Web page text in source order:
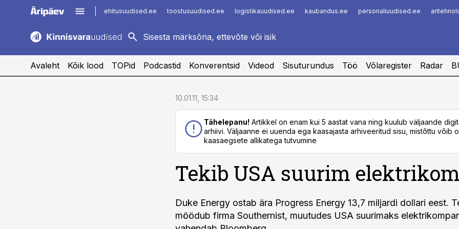
ehitusuudised.ee toostusuudised.ee logistikauudised.ee kaubandus.ee personaliuudised.ee
kaubandus.ee
logistikauudised.ee
imelineajalugu.ee
Infopank
Avaleht Kõik lood TOPid Podcastid Konverentsid Videod Sisuturundus Töö Võlaregister Radar
10.01.11, 15:34
Tähelepanu! Artikkel on enam kui 5 aastat vana ning kuulub väljaande
arhiivi. Väljaanne ei uuenda ega kaasajasta arhiveeritud sisu, mistõttu võib
kaasaegsete allikatega tutvumine
Tekib USA suurim
Duke Energy ostab ära Progress Energy 13,7 miljardi dollari eest.
möödub firma Southernist, muutudes USA suurimaks